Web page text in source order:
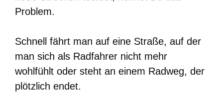
Problem.
Schnell fährt man auf eine Straße, auf der
man sich als Radfahrer nicht mehr
wohlfühlt oder steht an einem Radweg, der
plötzlich endet.